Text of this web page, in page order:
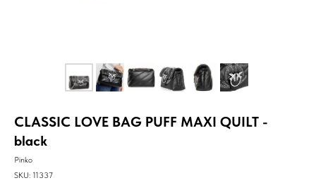
CLASSIC LOVE BAG PUFF MAXI QUILT -
black
Pinko
SKU: 11337